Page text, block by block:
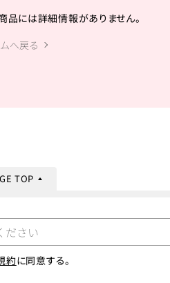
品には詳細情報がありません。
へ戻る
TOP
約に同意する。